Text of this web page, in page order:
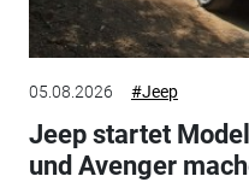
05.08.2026 #Jeep
Jeep startet
und Avenger